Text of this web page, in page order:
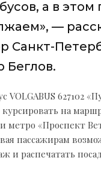
а в этом
—
Санкт-
Беглов.
627102
на
метро «Проспект
пассажирам
и распечатать